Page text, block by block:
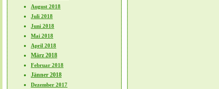
August 2018
Juli 2018
Juni 2018
Mai 2018
April 2018
März 2018
Februar 2018
Jänner 2018
Dezember 2017